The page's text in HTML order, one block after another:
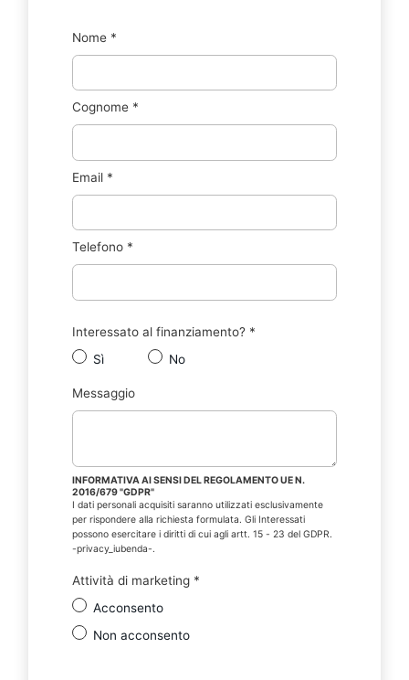
Nome *
Cognome *
Email *
Telefono *
Interessato al finanziamento? *
Sì
No
Messaggio
INFORMATIVA AI SENSI DEL REGOLAMENTO UE N.
2016/679 "GDPR"
I dati personali acquisiti saranno utilizzati esclusivamente
per rispondere alla richiesta formulata. Gli Interessati
possono esercitare i diritti di cui agli artt. 15 - 23 del GDPR.
-privacy_iubenda-.
Attività di marketing *
Acconsento
Non acconsento